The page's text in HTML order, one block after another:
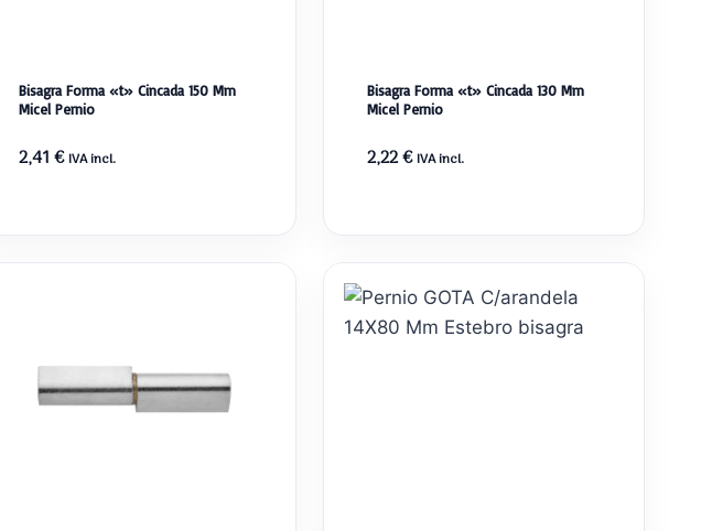
Bisagra Forma «t» Cincada 150 Mm
Micel Pernio
2,41 € IVA incl.
Bisagra Forma «t» Cincada 130 Mm
Micel Pernio
2,22€ IVA incl.